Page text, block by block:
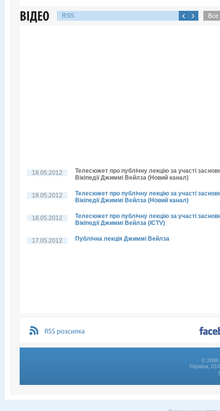
RSS
18.05.2012
Телесюжет про публічну лекцію за участі
Вікіпедії Джиммі Вейлза (Новий канал)
18.05.2012
Телесюжет про публічну лекцію за участі
Вікіпедії Джиммі Вейлза (Новий канал)
18.05.2012
Телесюжет про публічну лекцію за участі
Вікіпедії Джиммі Вейлза (ICTV)
17.05.2012 Публічна лекція Джиммі Вейлза
© 2006
Україна,